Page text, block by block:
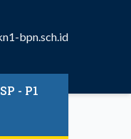
bpn.sch.id
- P1